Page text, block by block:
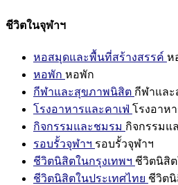
ชีวิตในจุฬาฯ
หอสมุดและพื้นที่สร้างสรรค์ ห
หอพัก หอพัก
กีฬาและสุขภาพนิสิต กีฬาแล
โรงอาหารและคาเฟ่ โรงอาห
กิจกรรมและชมรม กิจกรรมแ
รอบรั้วจุฬาฯ รอบรั้วจุฬาฯ
ชีวิตนิสิตในกรุงเทพฯ ชีวิตนิสิต
ชีวิตนิสิตในประเทศไทย ชีวิตนิ